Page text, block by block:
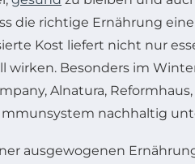
die richtige Ernährung
Kost liefert nicht nur
wirken. Besonders im
Alnatura,
nachhaltig
ausgewogenen